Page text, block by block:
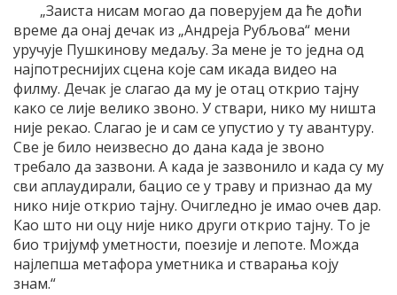
„Заиста нисам могао да поверујем да ће доћи
време да онај дечак из „Андреја Рубљова“ мени
уручује Пушкинову медаљу. За мене је то једна од
најпотреснијих сцена које сам икада видео на
филму. Дечак је слагао да му је отац открио тајну
како се лије велико звоно. У ствари, нико му ништа
није рекао. Слагао је и сам се упустио у ту авантуру.
Све је било неизвесно до дана када је звоно
требало да зазвони. А када је зазвонило и када су му
сви аплаудирали, бацио се у траву и признао да му
нико није открио тајну. Очигледно је имао очев дар.
Као што ни оцу није нико други открио тајну. То је
био тријумф уметности, поезије и лепоте. Можда
најлепша метафора уметника и стварања коју
знам.“